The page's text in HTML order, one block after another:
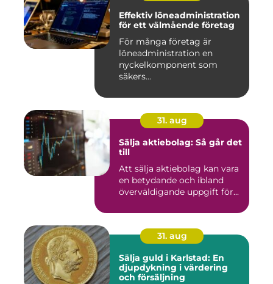
Effektiv löneadministration
för ett välmående företag
För många företag är
löneadministration en
nyckelkomponent som
säkers...
31. aug
Sälja aktiebolag: Så går det
till
Att sälja aktiebolag kan vara
en betydande och ibland
överväldigande uppgift för...
31. aug
Sälja guld i Karlstad: En
djupdykning i värdering
och försäljning